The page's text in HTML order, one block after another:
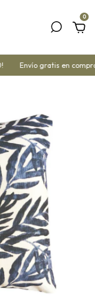
0
Envío gratis en